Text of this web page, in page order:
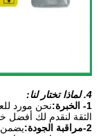
4. لماذا تختار لنا:
1- الخبرة:
نحن مورد
الثقة لنقدم لك أفضل
2-مراقبة الجودة: